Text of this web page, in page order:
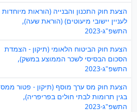
הצעת חוק התכנון והבנייה (הוראות מיוחדות
לעניין יישובי מיעוטים) (הוראת שעה),
התשפ"ג-2023
הצעת חוק הביטוח הלאומי (תיקון - הצמדת
הסכום הבסיסי לשכר הממוצע במשק),
התשפ"ג-2023
הצעת חוק מס ערך מוסף (תיקון - פטור ממס
בגין תרומות לבתי חולים בפריפריה),
התשפ"ג-2023